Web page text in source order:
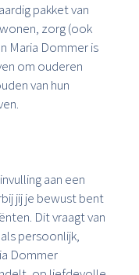
pakket van
zorg (ook
Maria Dommer is
om ouderen
van hun
aan een
jij je bewust bent
Dit vraagt van
persoonlijk,
Dommer